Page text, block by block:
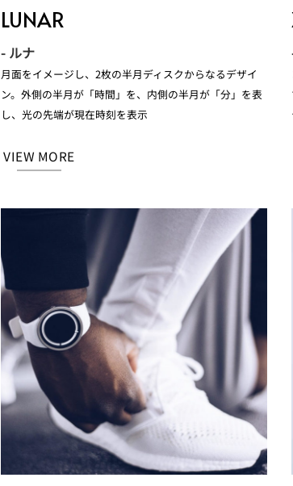
LUNAR
- ルナ
月面をイメージし、2枚の半月ディスクからなるデザイ
ン。外側の半月が「時間」を、内側の半月が「分」を表
し、光の先端が現在時刻を表示
VIEW MORE